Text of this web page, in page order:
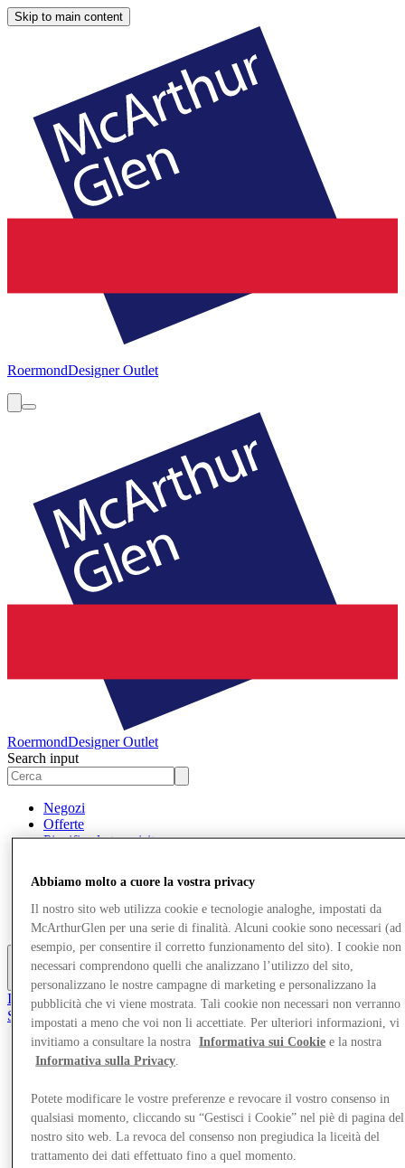
Skip to main content
RoermondDesigner Outlet
RoermondDesigner Outlet
Search input
Negozi
Offerte
Pianifica la tua visita
Servizi
Scopri la regione
Gift Card
Altro
Il Club
Salvata
it
Negozi
Pianifica la tua visita
Cosa c'è in programma
Mangia e Bevi
Servizi
Scopri la regione
Abbiamo molto a cuore la vostra privacy
Il nostro sito web utilizza cookie e tecnologie analoghe, impostati da
McArthurGlen per una serie di finalità. Alcuni cookie sono necessari (ad
esempio, per consentire il corretto funzionamento del sito). I cookie non
necessari comprendono quelli che analizzano l’utilizzo del sito,
personalizzano le nostre campagne di marketing e personalizzano la
pubblicità che vi viene mostrata. Tali cookie non necessari non verranno
impostati a meno che voi non li accettiate. Per ulteriori informazioni, vi
invitiamo a consultare la nostra
Informativa sui Cookie e la nostra
Informativa sulla Privacy
Potete modificare le vostre preferenze e revocare il vostro consenso in
qualsiasi momento, cliccando su “Gestisci i Cookie” nel piè di pagina del
nostro sito web. La revoca del consenso non pregiudica la liceità del
trattamento dei dati effettuato fino a quel momento.